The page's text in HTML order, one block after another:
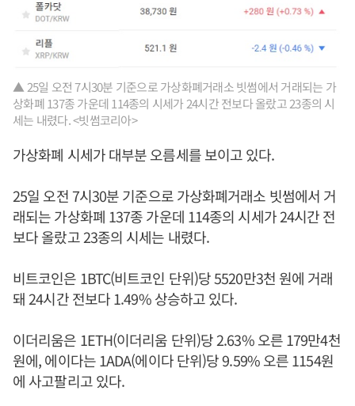
▲ 25일 오전 7시30분 기준으로 가상화폐거래소 빗썸에서 거래되는 가
상화폐 137종 가운데 114종의 시세가 24시간 전보다 올랐고 23종의 시
세는 내렸다. <빗썸코리아>
가상화폐 시세가 대부분 오름세를 보이고 있다.
25일 오전 7시30분 기준으로 가상화폐거래소 빗썸에서 거
래되는 가상화폐 137종 가운데 114종의 시세가 24시간 전
보다 올랐고 23종의 시세는 내렸다.
비트코인은 1BTC(비트코인 단위)당 5520만3천 원에 거래
돼 24시간 전보다 1.49% 상승하고 있다.
이더리움은 1ETH(이더리움 단위)당 2.63% 오른 179만4천
원에, 에이다는 1ADA(에이다 단위)당 9.59% 오른 1154원
에 사고팔리고 있다.